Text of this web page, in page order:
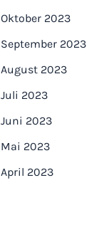
Oktober 2023
September 2023
August 2023
Juli 2023
Juni 2023
Mai 2023
April 2023